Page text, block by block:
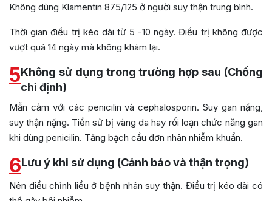
Không dùng Klamentin 875/125 ở người suy thận trung bình.
Thời gian điều trị kéo dài từ 5 -10 ngày. Điều trị không được
vượt quá 14 ngày mà không khám lại.
5Không sử dụng trong trường hợp sau (Chống
chỉ định)
Mẫn cảm với các penicilin và cephalosporin. Suy gan nặng,
suy thận nặng. Tiền sử bị vàng da hay rối loạn chức năng gan
khi dùng penicilin. Tăng bạch cầu đơn nhân nhiễm khuẩn.
6Lưu ý khi sử dụng (Cảnh báo và thận trọng)
Nên điều chỉnh liều ở bệnh nhân suy thận. Điều trị kéo dài có